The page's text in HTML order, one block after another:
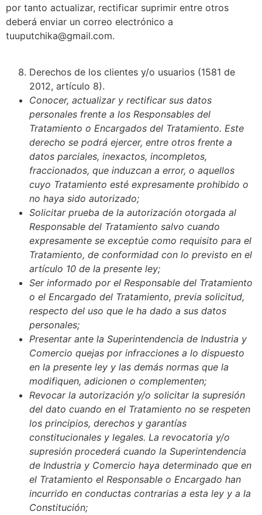
por tanto actualizar, rectificar suprimir entre otros
deberá enviar un correo electrónico a
tuuputchika@gmail.com.
Derechos de los clientes y/o usuarios (1581 de
2012, artículo 8).
Conocer, actualizar y rectificar sus datos
personales frente a los Responsables del
Tratamiento o Encargados del Tratamiento. Este
derecho se podrá ejercer, entre otros frente a
datos parciales, inexactos, incompletos,
fraccionados, que induzcan a error, o aquellos
cuyo Tratamiento esté expresamente prohibido o
no haya sido autorizado;
Solicitar prueba de la autorización otorgada al
Responsable del Tratamiento salvo cuando
expresamente se exceptúe como requisito para el
Tratamiento, de conformidad con lo previsto en el
artículo 10 de la presente ley;
Ser informado por el Responsable del Tratamiento
o el Encargado del Tratamiento, previa solicitud,
respecto del uso que le ha dado a sus datos
personales;
Presentar ante la Superintendencia de Industria y
Comercio quejas por infracciones a lo dispuesto
en la presente ley y las demás normas que la
modifiquen, adicionen o complementen;
Revocar la autorización y/o solicitar la supresión
del dato cuando en el Tratamiento no se respeten
los principios, derechos y garantías
constitucionales y legales. La revocatoria y/o
supresión procederá cuando la Superintendencia
de Industria y Comercio haya determinado que en
el Tratamiento el Responsable o Encargado han
incurrido en conductas contrarias a esta ley y a la
Constitución;